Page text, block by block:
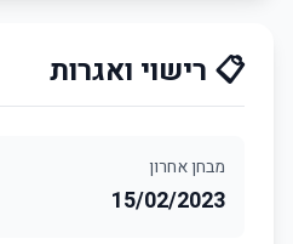
📋 רישוי ואגרות
מבחן אחרון
15/02/2023